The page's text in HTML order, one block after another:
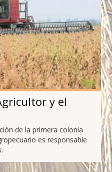
y el
de la primera colonia
es responsable